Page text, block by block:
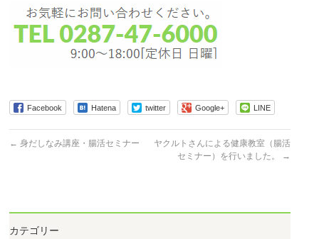
Facebook Hatena twitter Google+ LINE
← 身だしなみ講座・腸活セミナー
ヤクルトさんによる健康教室（腸活
セミナー）を行いました。
→
カテゴリー